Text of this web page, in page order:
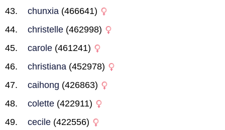
chunxia (466641)
christelle (462998)
carole (461241)
christiana (452978)
caihong (426863)
colette (422911)
cecile (422556)